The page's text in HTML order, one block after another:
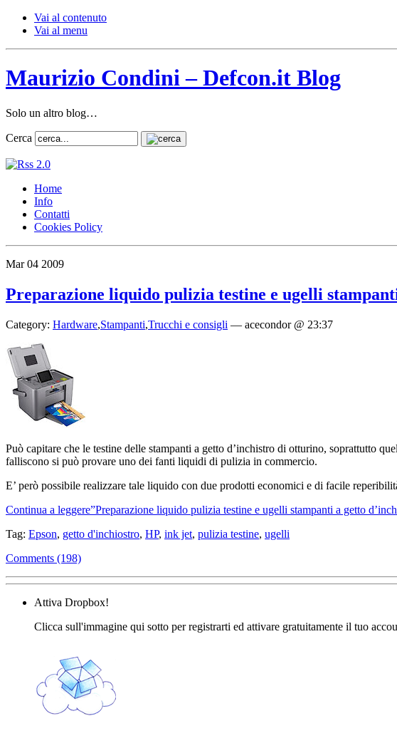
Vai al contenuto
Vai al menu
Maurizio Condini – Defcon.it Blog
Solo un altro blog…
Cerca
Home
Info
Contatti
Cookies Policy
Mar 04 2009
Preparazione liquido pulizia testine e ugelli
Category: Hardware,Stampanti,Trucchi e consigli — acecondor @ 23:37
Può capitare che le testine delle stampanti a getto d’inchistro di otturino, soprattutto
falliscono si può provare uno dei fanti liquidi di pulizia in commercio.
E’ però possibile realizzare tale liquido con due prodotti economici e di facile
Continua a leggere”Preparazione liquido pulizia testine e ugelli stampanti a getto
Tag: Epson, getto d'inchiostro, HP, ink jet, pulizia testine, ugelli
Comments (198)
Attiva Dropbox!
Clicca sull'immagine qui sotto per registrarti ed attivare gratuitamente il tuo